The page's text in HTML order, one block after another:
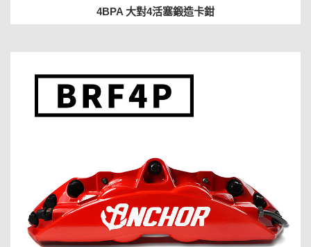
4BPA 大對4活塞鍛造卡鉗